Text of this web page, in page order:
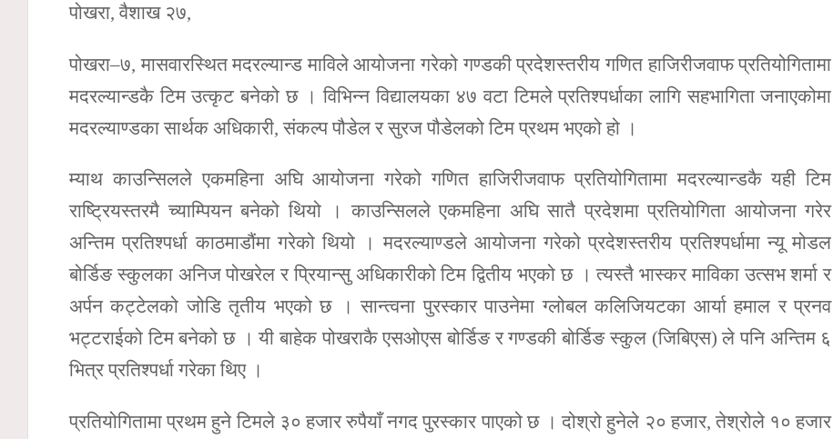
पोखरा, वैशाख २७,
पोखरा–७, मासवारस्थित मदरल्यान्ड माविले आयोजना गरेको गण्डकी प्रदेशस्तरीय गणित हाजिरीजवाफ प्रतियोगितामा
मदरल्यान्डकै टिम उत्कृट बनेको छ । विभिन्न विद्यालयका ४७ वटा टिमले प्रतिश्पर्धाका लागि सहभागिता जनाएकोमा
मदरल्याण्डका सार्थक अधिकारी, संकल्प पौडेल र सुरज पौडेलको टिम प्रथम भएको हो ।
म्याथ काउन्सिलले एकमहिना अघि आयोजना गरेको गणित हाजिरीजवाफ प्रतियोगितामा मदरल्यान्डकै यही टिम
राष्ट्रियस्तरमै च्याम्पियन बनेको थियो । काउन्सिलले एकमहिना अघि सातै प्रदेशमा प्रतियोगिता आयोजना गरेर
अन्तिम प्रतिश्पर्धा काठमाडौंमा गरेको थियो । मदरल्याण्डले आयोजना गरेको प्रदेशस्तरीय प्रतिश्पर्धामा न्यू मोडल
बोर्डिङ स्कुलका अनिज पोखरेल र प्रियान्सु अधिकारीको टिम द्वितीय भएको छ । त्यस्तै भास्कर माविका उत्सभ शर्मा र
अर्पन कट्टेलको जोडि तृतीय भएको छ । सान्त्वना पुरस्कार पाउनेमा ग्लोबल कलिजियटका आर्या हमाल र प्रनव
भट्टराईको टिम बनेको छ । यी बाहेक पोखराकै एसओएस बोर्डिङ र गण्डकी बोर्डिङ स्कुल (जिबिएस) ले पनि अन्तिम ६
भित्र प्रतिश्पर्धा गरेका थिए ।
प्रतियोगितामा प्रथम हुने टिमले ३० हजार रुपैयाँ नगद पुरस्कार पाएको छ । दोश्रो हुनेले २० हजार, तेश्रोले १० हजार